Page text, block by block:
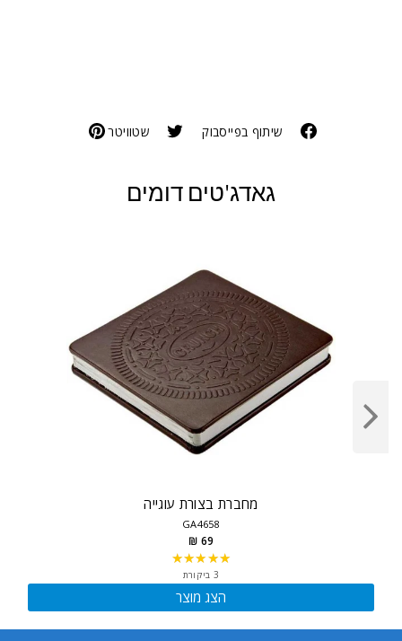
שיתוף בפייסבוק שטוויטר
גאדג'טים דומים
מחברת בצורת עוגייה
GA4658
69 ₪
★★★★★
of
5
3 ביקורת
הצג מוצר